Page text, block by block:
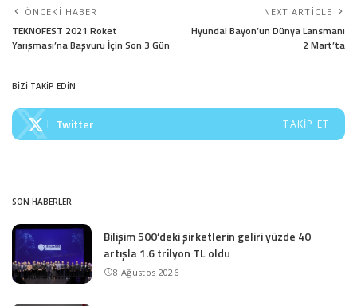
ÖNCEKI HABER
TEKNOFEST 2021 Roket
Yarışması’na Başvuru İçin Son 3 Gün
NEXT ARTICLE
Hyundai Bayon’un Dünya Lansmanı
2 Mart’ta
BİZİ TAKİP EDİN
Twitter TAKIP ET
SON HABERLER
Bilişim 500’deki şirketlerin geliri yüzde 40
artışla 1.6 trilyon TL oldu
8 Ağustos 2026